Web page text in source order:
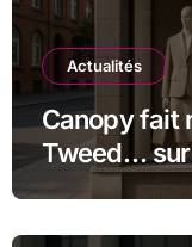
Actualités
Canopy fait
Tweed…